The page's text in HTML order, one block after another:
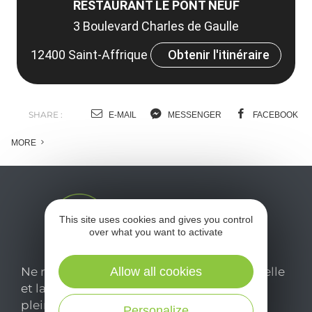
RESTAURANT LE PONT NEUF
3 Boulevard Charles de Gaulle
12400 Saint-Affrique
Obtenir l'itinéraire
SHARE : E-MAIL MESSENGER FACEBOOK
MORE
Ne manquez pas notre newsletter mensuelle
et laissez-vous inspirer pour profiter
pleinement de votre séjour en Aveyron.
This site uses cookies and gives you control
over what you want to activate
Allow all cookies